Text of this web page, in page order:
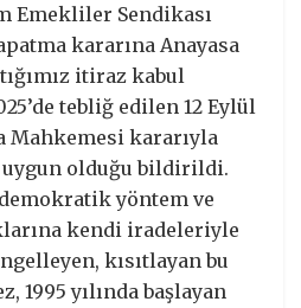
Emekliler Sendikası
kararına Anayasa
itiraz kabul
tebliğ edilen 12 Eylül
Mahkemesi kararıyla
uygun olduğu bildirildi.
yöntem ve
kendi iradeleriyle
kısıtlayan bu
1995 yılında başlayan